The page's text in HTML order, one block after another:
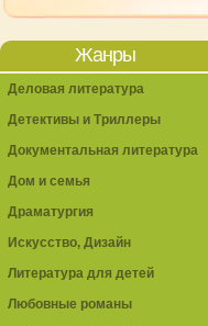
Жанры
Деловая литература
Детективы и Триллеры
Документальная литература
Дом и семья
Драматургия
Искусство, Дизайн
Литература для детей
Любовные романы